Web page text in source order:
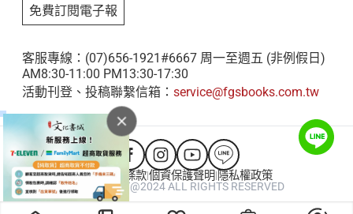
人間衛視
免費訂閱電子報
客服專線：(07)656-1921#6667 周一至週五 (非例假日)
AM8:30-11:00 PM13:30-17:30
活動刊登、投稿聯繫信箱： service@fgsbooks.com.tw
會員服務條款個資保護聲明 隱私權政策
COPYRIGHT@2024 ALL RIGHTS RESERVED